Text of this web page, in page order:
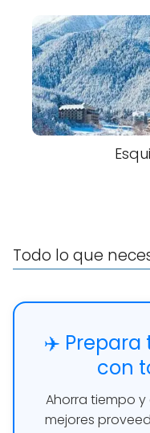
Todo lo que
✈️ Prepara
con
Ahorra tiempo
mejores